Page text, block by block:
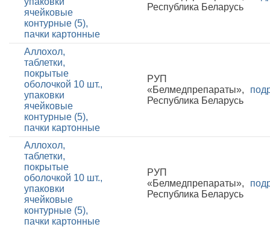
ячейковые
контурные (5),
пачки картонные
Республика Беларусь
Аллохол,
таблетки,
покрытые
оболочкой 10 шт.,
упаковки
ячейковые
контурные (5),
пачки картонные
РУП
«Белмедпрепараты»,
Республика Беларусь
Аллохол,
таблетки,
покрытые
оболочкой 10 шт.,
упаковки
ячейковые
контурные (5),
пачки картонные
РУП
«Белмедпрепараты»,
Республика Беларусь